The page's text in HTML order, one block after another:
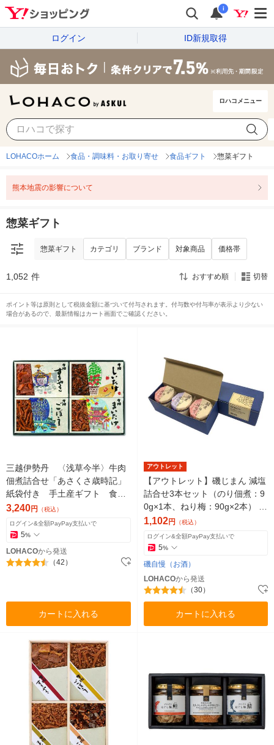
i
ログイン ID新規取得
ロハコメニュー
惣菜ギフト
LOHACOホーム 食品・調味料・お取り寄せ 食品ギフト 惣菜ギフト
熊本地震の影響について
惣菜ギフト
惣菜ギフト カテゴリ ブランド 対象商品 価格帯
1,052 件 おすすめ順 切替
ポイント等は原則として税抜金額に基づいて付与されます。付与数や付与率が表示より少ない
場合があるので、最新情報はカート画面でご確認ください。
三越伊勢丹 〈浅草今半〉牛肉
佃煮詰合せ「あさくさ歳時記」
紙袋付き 手土産ギフト 食品
ギフト
3,240円 （税込）
ログイン&全額PayPay支払いで
5%
LOHACOから発送
（42）
カートに入れる
アウトレット
【アウトレット】磯じまん 減塩
詰合せ3本セット（のり佃煮：9
0g×1本、ねり梅：90g×2本） 1
箱 瓶詰 おかず ギフトセッ
ト ごはんのおとも
1,102円 （税込）
ログイン&全額PayPay支払いで
5%
磯自慢（お酒）
LOHACOから発送
（30）
カートに入れる